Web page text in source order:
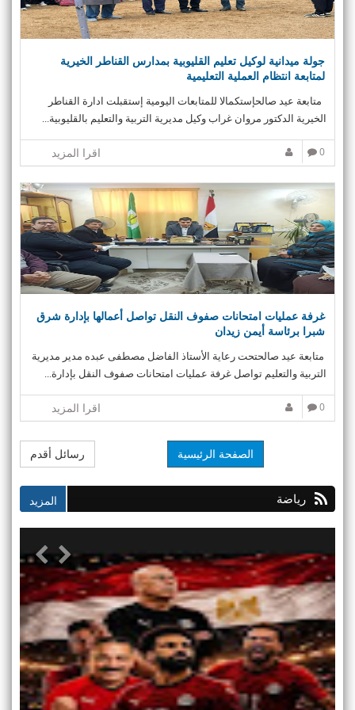
i
o
n
جولة ميدانية لوكيل تعليم القليوبية بمدارس القناطر الخيرية
لمتابعة انتظام العملية التعليمية
متابعة عيد صالحإستكمالا للمتابعات اليومية إستقبلت ادارة القناطر
الخيرية الدكتور مروان غراب وكيل مديرية التربية والتعليم بالقليوبية...
اقرا المزيد 0
غرفة عمليات امتحانات صفوف النقل تواصل أعمالها بإدارة شرق
شبرا برئاسة أيمن زيدان
متابعة عيد صالحتحت رعاية الأستاذ الفاضل مصطفى عبده مدير مديرية
التربية والتعليم تواصل غرفة عمليات امتحانات صفوف النقل بإدارة...
اقرا المزيد 0
رسائل أقدم الصفحة الرئيسية
رياضة